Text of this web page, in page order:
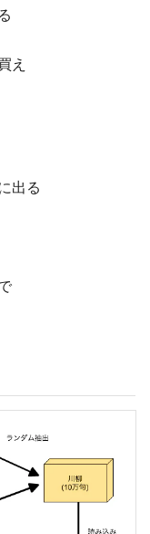
え
出る